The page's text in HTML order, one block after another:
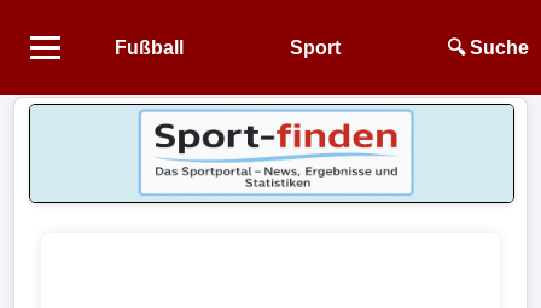
Fußball Sport 🔍 Suche
Startseite